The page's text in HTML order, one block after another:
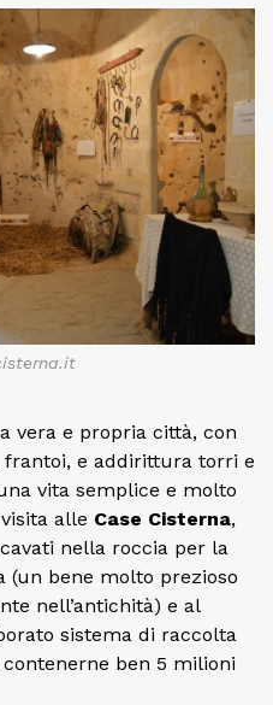
vera e propria città, con
e addirittura torri e
vita semplice e molto
alle Case Cisterna,
nella roccia per la
(un bene molto prezioso
nell’antichità) e al
sistema di raccolta
ben 5 milioni